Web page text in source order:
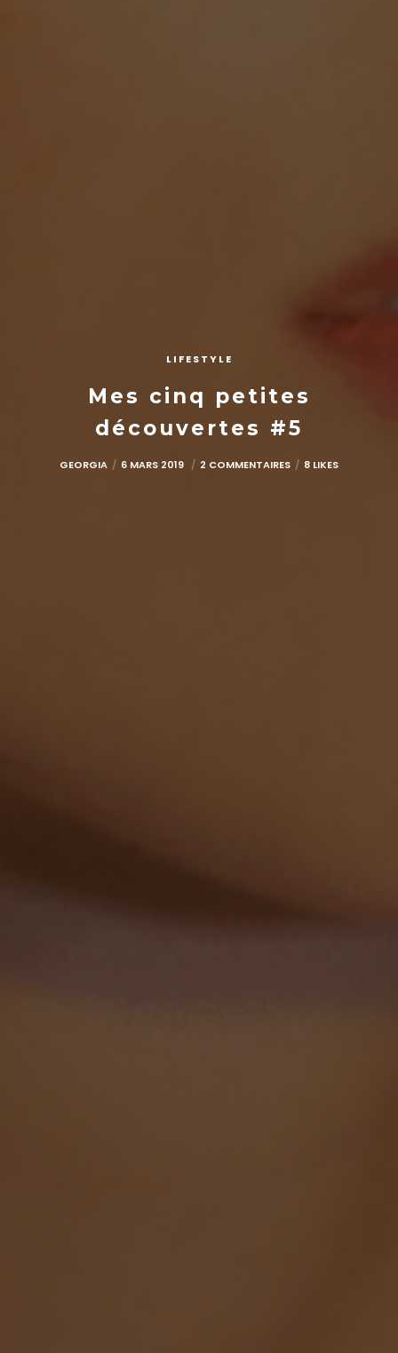
LIFESTYLE
Mes cinq petites
découvertes #5
GEORGIA 6 MARS 2019 2 COMMENTAIRES 8 LIKES